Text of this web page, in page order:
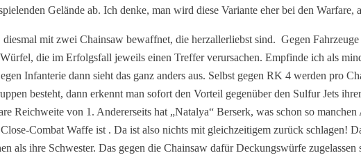
Gelände ab. Ich denke, man wird diese Variante eher bei den Warfare,
mit zwei Chainsaw bewaffnet, die herzallerliebst sind. Gegen
die im Erfolgsfall jeweils einen Treffer verursachen. Empfinde ich als
Infanterie dann sieht das ganz anders aus. Selbst gegen RK 4 werden pro
besteht, dann erkennt man sofort den Vorteil gegenüber den Sulfur Jets
Reichweite von 1. Andererseits hat „Natalya“ Berserk, was schon so
Combat Waffe ist . Da ist also nichts mit gleichzeitigem zurück schlagen!
als ihre Schwester. Das gegen die Chainsaw dafür Deckungswürfe